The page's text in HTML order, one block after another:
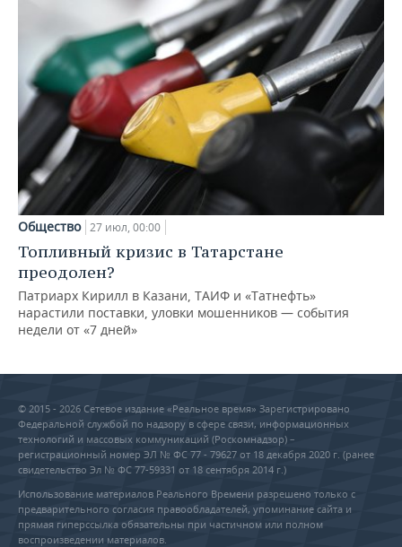
Общество 27 июл, 00:00
Топливный кризис в Татарстане
преодолен?
Патриарх Кирилл в Казани, ТАИФ и «Татнефть»
нарастили поставки, уловки мошенников — события
недели от «7 дней»
© 2015 - 2026 Сетевое издание «Реальное время» Зарегистрировано
Федеральной службой по надзору в сфере связи, информационных
технологий и массовых коммуникаций (Роскомнадзор) –
регистрационный номер ЭЛ № ФС 77 - 79627 от 18 декабря 2020 г. (ранее
свидетельство Эл № ФС 77-59331 от 18 сентября 2014 г.)
Использование материалов Реального Времени разрешено только с
предварительного согласия правообладателей, упоминание сайта и
прямая гиперссылка обязательны при частичном или полном
воспроизведении материалов.